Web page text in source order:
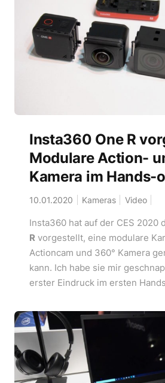
Insta360 One R
Modulare Action-
Kamera im Hands-
10.01.2020 Kameras Video
Insta360 hat auf der CES 2020
R vorgestellt, eine modulare
Actioncam und 360° Kamera
kann. Ich habe sie mir
erster Eindruck im ersten